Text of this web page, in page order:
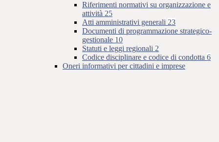
Riferimenti normativi su organizzazione e
attività 25
Atti amministrativi generali 23
Documenti di programmazione strategico-
gestionale 10
Statuti e leggi regionali 2
Codice disciplinare e codice di condotta 6
Oneri informativi per cittadini e imprese